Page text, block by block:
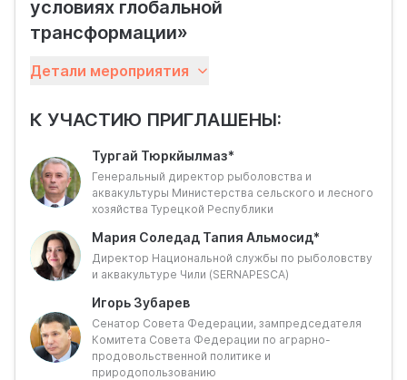
условиях глобальной
трансформации»
Форелеводство и лососеводство сегодня
на плато и нуждается в новых стимулах развития.
опытом и сверки результатов деятельности, а также
определения дальнейших шагов в целях взаимного
наращивания эффективности.
Именно поэтому ключевым мероприятием в развитии
аквакультурной повестки сегодня становится
Международный форелевый форум, который
объединит основные производственные
предприятия, руководителей субъектов Российской
Федерации и представителей дружественных стран,
занимающихся развитием лососеводства и
форелеводства.
Основной целью мероприятия станет обмен опытом
Детали мероприятия
К УЧАСТИЮ ПРИГЛАШЕНЫ:
Тургай Тюркйылмаз*
Генеральный директор рыболовства и
аквакультуры Министерства сельского и лесного
хозяйства Турецкой Республики
Мария Соледад Тапия Альмосид*
Директор Национальной службы по рыболовству
и аквакультуре Чили (SERNAPESCA)
Игорь Зубарев
Сенатор Совета Федерации, зампредседателя
Комитета Совета Федерации по аграрно-
продовольственной политике и
природопользованию